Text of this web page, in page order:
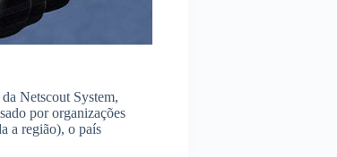
Netscout System,
por organizações
a região), o país